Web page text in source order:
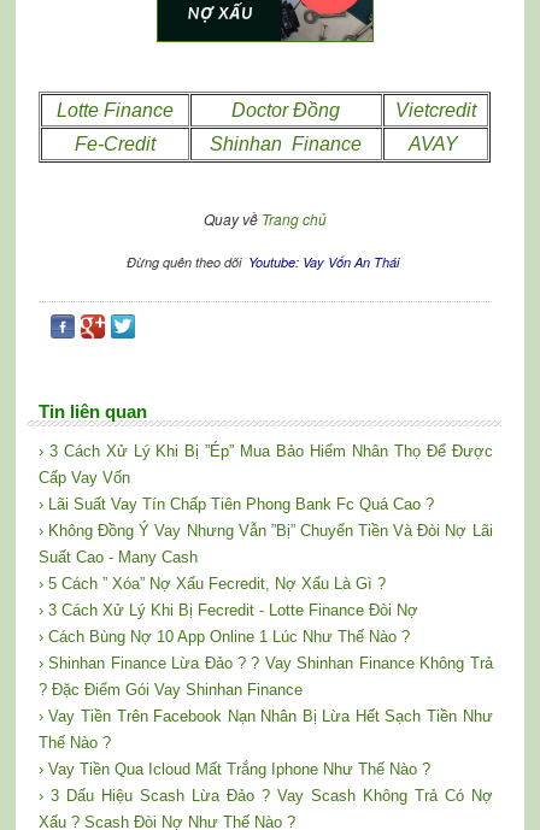
Lotte Finance Doctor Đồng
Vietcredit
Fe-Credit
Shinhan Finance AVAY
Quay về Trang chủ
Đừng quên theo dõi Youtube: Vay Vốn An Thái
Tin liên quan
› 3 Cách Xử Lý Khi Bị ”Ép” Mua Bảo Hiểm Nhân Thọ Để Được
Cấp Vay Vốn
› Lãi Suất Vay Tín Chấp Tiên Phong Bank Fc Quá Cao ?
› Không Đồng Ý Vay Nhưng Vẫn ”Bị” Chuyển Tiền Và Đòi Nợ Lãi
Suất Cao - Many Cash
› 5 Cách ” Xóa” Nợ Xấu Fecredit, Nợ Xấu Là Gì ?
› 3 Cách Xử Lý Khi Bị Fecredit - Lotte Finance Đòi Nợ
› Cách Bùng Nợ 10 App Online 1 Lúc Như Thế Nào ?
› Shinhan Finance Lừa Đảo ? ? Vay Shinhan Finance Không Trả
? Đặc Điểm Gói Vay Shinhan Finance
› Vay Tiền Trên Facebook Nạn Nhân Bị Lừa Hết Sạch Tiền Như
Thế Nào ?
› Vay Tiền Qua Icloud Mất Trắng Iphone Như Thế Nào ?
› 3 Dấu Hiệu Scash Lừa Đảo ? Vay Scash Không Trả Có Nợ
Xấu ? Scash Đòi Nợ Như Thế Nào ?